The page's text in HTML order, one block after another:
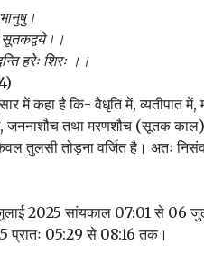
सूतकद्वये।।
हरेः शिरः ।।
में कहा है कि- वैधृति में, व्यतीपात में,
में, जननाशौच तथा मरणशौच (सूतक
तुलसी तोड़ना वर्जित है। अतः
2025 सांयकाल 07:01 से 06
प्रातः 05:29 से 08:16 तक।